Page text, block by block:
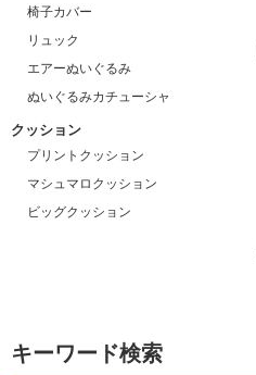
椅子カバー
リュック
エアーぬいぐるみ
ぬいぐるみカチューシャ
クッション
プリントクッション
マシュマロクッション
ビッグクッション
キーワード検索